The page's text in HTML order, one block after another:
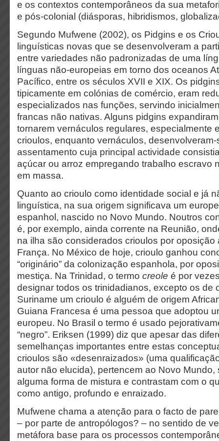
e os contextos contemporâneos da sua
e pós-colonial (diásporas, hibridismos,
Segundo Mufwene (2002), os Pidgins e os
linguísticas novas que se desenvolveram a
entre variedades não padronizadas de uma
línguas não-europeias em torno dos oceanos
Pacífico, entre os séculos XVII e XIX. Os
tipicamente em colónias de comércio, eram
especializados nas funções, servindo
francas não nativas. Alguns pidgins
tornarem vernáculos regulares, especialmente
crioulos, enquanto vernáculos,
assentamento cuja principal actividade
açúcar ou arroz empregando trabalho escravo
em massa.
Quanto ao crioulo como identidade social e já
linguística, na sua origem significava um
espanhol, nascido no Novo Mundo. Noutros
é, por exemplo, ainda corrente na Reunião,
na ilha são considerados crioulos por oposição
França. No México de hoje, crioulo ganhou
“originário” da colonização espanhola, por
mestiça. Na Trinidad, o termo creole é por
designar todos os trinidadianos, excepto os de
Suriname um crioulo é alguém de origem
Guiana Francesa é uma pessoa que adoptou
europeu. No Brasil o termo é usado
“negro”. Eriksen (1999) diz que apesar das
semelhanças importantes entre estas
crioulos são «desenraizados» (uma
autor não elucida), pertencem ao Novo Mundo,
alguma forma de mistura e contrastam com o
como antigo, profundo e enraizado.
Mufwene chama a atenção para o facto de
– por parte de antropólogos? – no sentido de
metáfora base para os processos